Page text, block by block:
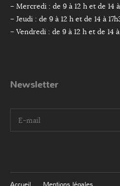
– Mercredi : de 9 à 12 h et de 14
– Jeudi : de 9 à 12 h et de 14 à
– Vendredi : de 9 à 12 h et de 14 à
Newsletter
I agree terms and conditions.*
Accueil Mentions légales